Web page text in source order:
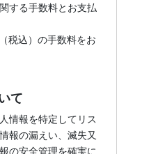
する手数料とお支払
税込）の手数料をお
て
情報を特定してリス
報の漏えい、滅失又